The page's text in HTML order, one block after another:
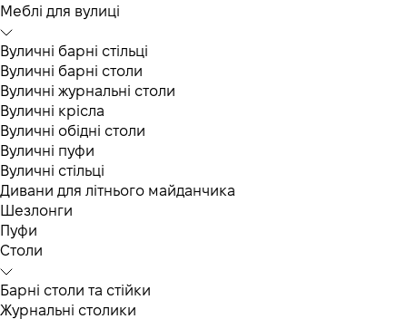
Меблі для вулиці
Вуличні барні стільці
Вуличні барні столи
Вуличні журнальні столи
Вуличні крісла
Вуличні обідні столи
Вуличні пуфи
Вуличні стільці
Дивани для літнього майданчика
Шезлонги
Пуфи
Столи
Барні столи та стійки
Журнальні столики